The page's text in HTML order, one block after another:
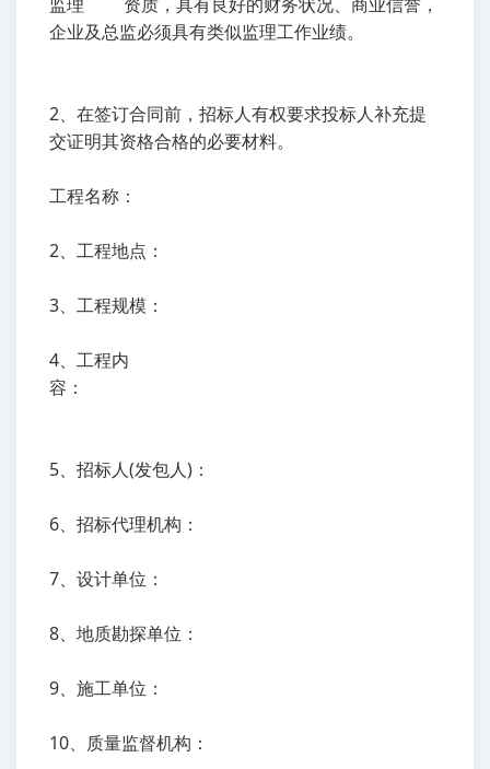
企业及总监必须具有类似监理工作业绩。
2、在签订合同前，招标人有权要求投标人补充提
交证明其资格合格的必要材料。
工程名称：
2、工程地点：
3、工程规模：
4、工程内
容：
5、招标人(发包人)：
6、招标代理机构：
7、设计单位：
8、地质勘探单位：
9、施工单位：
10、质量监督机构：